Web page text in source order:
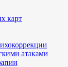
карт
атаками